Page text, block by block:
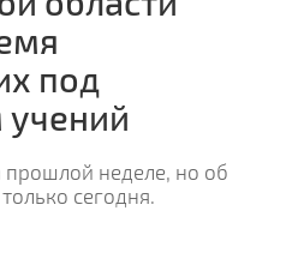
под
прошлой неделе, но об
сегодня.